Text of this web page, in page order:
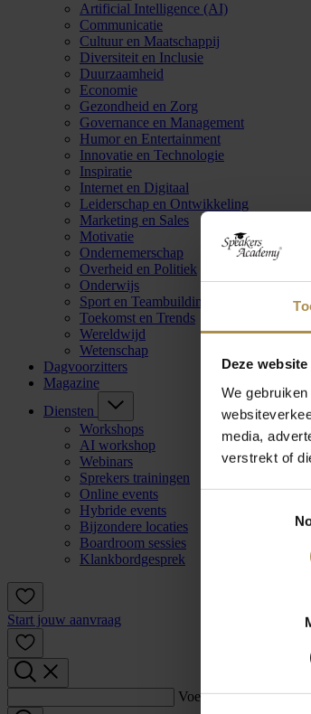
Deze
We
media,
verstrekt of
Artificial Intelligence (AI)
Communicatie
Cultuur en Maatschappij
Diversiteit en Inclusie
Duurzaamheid
Economie
Gezondheid en Zorg
Governance en Management
Humor en Entertainment
Innovatie en Technologie
Inspiratie
Internet en Digitaal
Leiderschap en Ontwikkeling
Marketing en Sales
Motivatie
Ondernemerschap
Overheid en Politiek
Onderwijs
Sport en Teambuilding
Toekomst en Trends
Wereldwijd
Wetenschap
Dagvoorzitters
Magazine
Diensten
Workshops
AI workshop
Webinars
Sprekers trainingen
Online events
Hybride events
Bijzondere locaties
Boardroom sessies
Klankbordgesprek
Start jouw aanvraag
Voer een zoekterm in: